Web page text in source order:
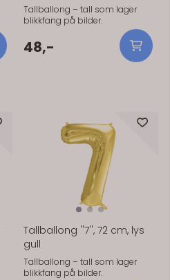
Tallballong – tall som lager
blikkfang på bilder.
48,-
Tallballong ''7'', 72 cm, lys
gull
Tallballong – tall som lager
blikkfang på bilder.
På lager